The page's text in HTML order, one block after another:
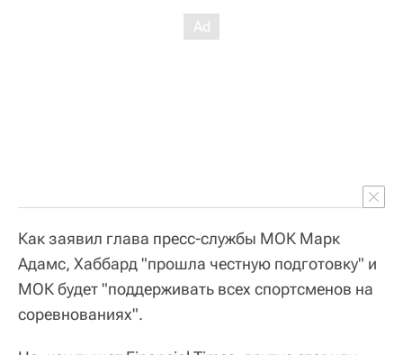
Как заявил глава пресс-службы МОК Марк
Адамс, Хаббард "прошла честную подготовку" и
МОК будет "поддерживать всех спортсменов на
соревнованиях".